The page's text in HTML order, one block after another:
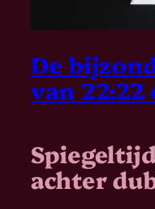
De
van
achter